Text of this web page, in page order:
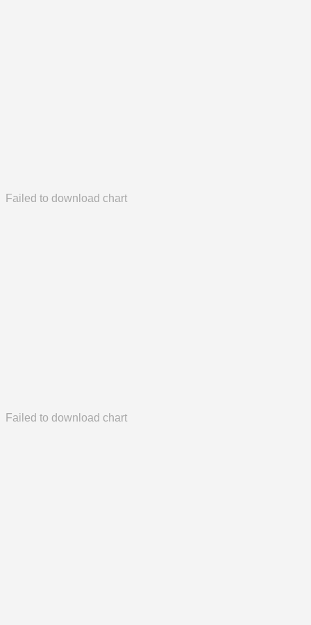
Failed to download chart
Failed to download chart